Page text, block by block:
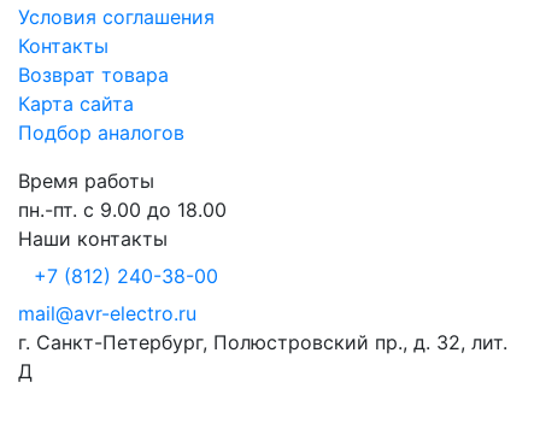
Условия соглашения
Контакты
Возврат товара
Карта сайта
Подбор аналогов
Время работы
пн.-пт. с 9.00 до 18.00
Наши контакты
+7 (812) 240-38-00
mail@avr-electro.ru
г. Санкт-Петербург, Полюстровский пр., д. 32, лит.
Д